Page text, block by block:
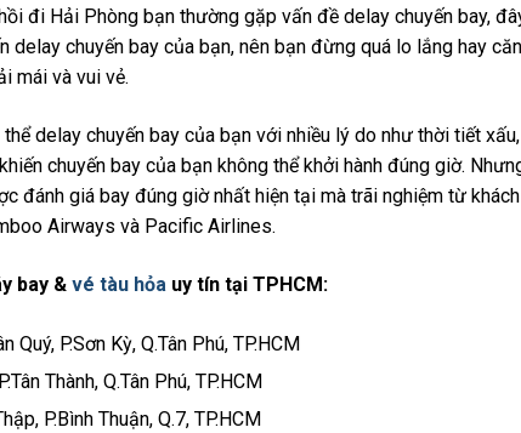
đi Hải Phòng bạn thường gặp vấn đề delay chuyến bay,
delay chuyến bay của bạn, nên bạn đừng quá lo lắng hay
mái và vui vẻ.
thể delay chuyến bay của bạn với nhiều lý do như thời tiết
chuyến bay của bạn không thể khởi hành đúng giờ.
đánh giá bay đúng giờ nhất hiện tại mà trãi nghiệm từ
Airways và Pacific Airlines.
bay & vé tàu hỏa uy tín tại TPHCM:
Quý, P.Sơn Kỳ, Q.Tân Phú, TP.HCM
Thành, Q.Tân Phú, TP.HCM
P.Bình Thuận, Q.7, TP.HCM